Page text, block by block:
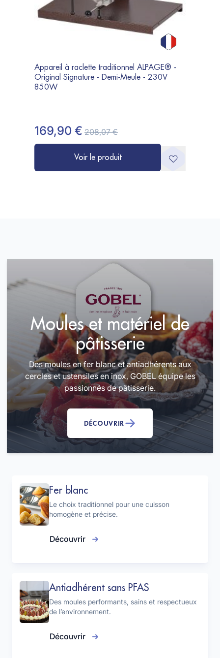
Appareil à raclette traditionnel ALPAGE® -
Original Signature - Demi-Meule - 230V
850W
169,90 € 208,07 €
Voir le produit
Moules et matériel de
pâtisserie
Des moules en fer blanc et antiadhérents aux
cercles et ustensiles en inox, GOBEL équipe les
passionnés de pâtisserie.
DÉCOUVRIR
Fer blanc
Le choix traditionnel pour une cuisson
homogène et précise.
Découvrir
Antiadhérent sans PFAS
Des moules performants, sains et respectueux
de l’environnement.
Découvrir